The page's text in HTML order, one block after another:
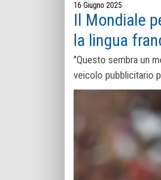
16 Giugno 2025
Il Mondiale
la lingua
"Questo sembra un
veicolo pubblicitario